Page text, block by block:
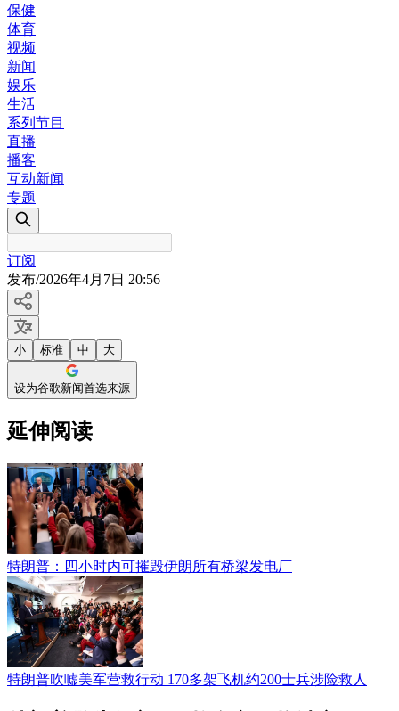
保健
体育
视频
新闻
娱乐
生活
系列节目
直播
播客
互动新闻
专题
订阅
发布/2026年4月7日 20:56
小 标准 中 大
设为谷歌新闻首选来源
延伸阅读
特朗普：四小时内可摧毁伊朗所有桥梁发电厂
特朗普吹嘘美军营救行动 170多架飞机约200士兵涉险救人